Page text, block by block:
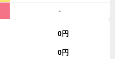
-
0円
0円